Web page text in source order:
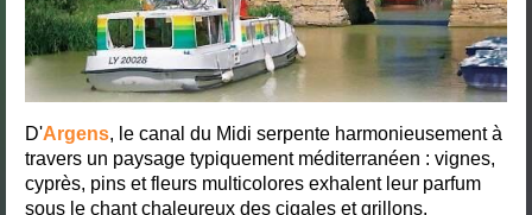
D'Argens, le canal du Midi serpente harmonieusement à
travers un paysage typiquement méditerranéen : vignes,
cyprès, pins et fleurs multicolores exhalent leur parfum
sous le chant chaleureux des cigales et grillons.